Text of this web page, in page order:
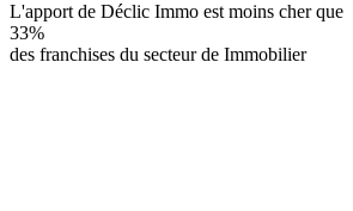
L'apport de Déclic Immo est moins cher que
33%
des franchises du secteur de Immobilier